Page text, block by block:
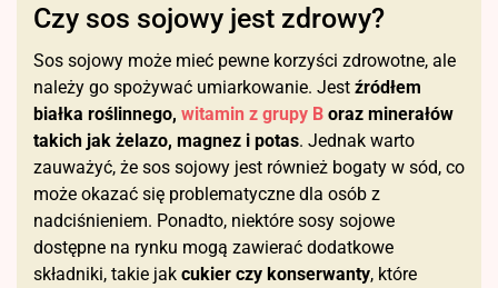
Czy sos sojowy jest zdrowy?
Sos sojowy może mieć pewne korzyści zdrowotne, ale
należy go spożywać umiarkowanie. Jest źródłem
białka roślinnego, witamin z grupy B oraz minerałów
takich jak żelazo, magnez i potas. Jednak warto
zauważyć, że sos sojowy jest również bogaty w sód, co
może okazać się problematyczne dla osób z
nadciśnieniem. Ponadto, niektóre sosy sojowe
dostępne na rynku mogą zawierać dodatkowe
składniki, takie jak cukier czy konserwanty, które